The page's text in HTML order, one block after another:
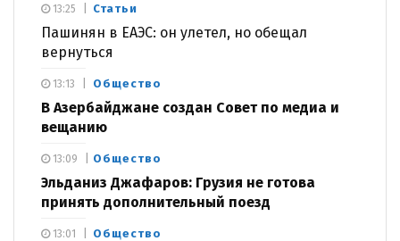
Статьи
Пашинян в ЕАЭС: он улетел, но обещал
вернуться
13:25
Общество
В Азербайджане создан Совет по медиа и
вещанию
13:13
Общество
Эльданиз Джафаров: Грузия не готова
принять дополнительный поезд
13:09
Общество
13:01